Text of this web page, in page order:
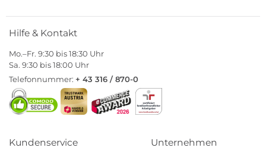
Hilfe & Kontakt
Mo.–Fr. 9:30 bis 18:30 Uhr
Sa. 9:30 bis 18:00 Uhr
Telefonnummer: + 43 316 / 870-0
Kundenservice Unternehmen